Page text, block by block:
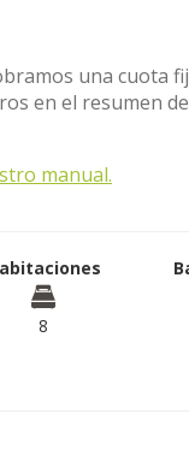
una cuota
en el resumen
manual.
8